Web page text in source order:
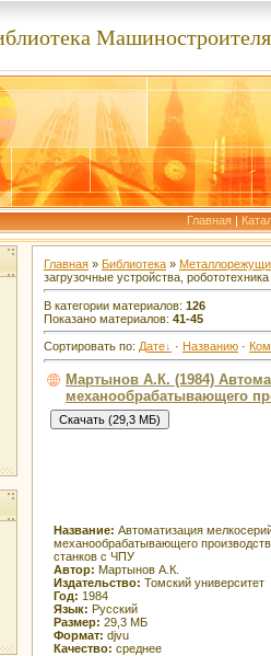
Машиностроителя
Главная |
Главная » Библиотека »
загрузочные устройства, робототехника
В категории материалов: 126
Показано материалов: 41-45
Сортировать по: Дате · Названию ·
Мартынов А.К. (1984)
механообрабатывающего
Название: Автоматизация
механообрабатывающего
станков с ЧПУ
Автор: Мартынов А.К.
Издательство: Томский университет
Год: 1984
Язык: Русский
Размер: 29,3 МБ
Формат: djvu
Качество: среднее